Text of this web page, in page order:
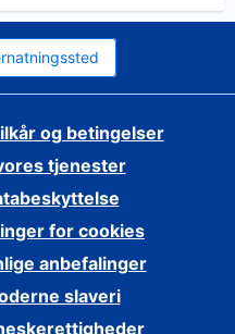
og betingelser
tjenester
for cookies
anbefalinger
slaveri